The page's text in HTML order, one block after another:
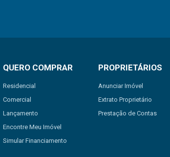
QUERO COMPRAR
Residencial
Comercial
Lançamento
Encontre Meu Imóvel
Simular Financiamento
PROPRIETÁRIOS
Anunciar Imóvel
Extrato Proprietário
Prestação de Contas